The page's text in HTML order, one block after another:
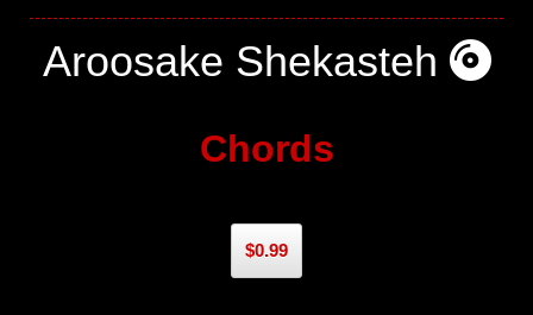
Aroosake Shekasteh
Chords
$0.99